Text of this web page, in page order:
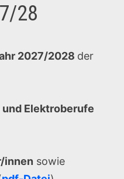
28
2027/2028 der
Elektroberufe
innen sowie